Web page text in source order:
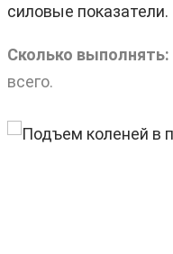
силовые показатели.
Сколько выполнять:
всего.